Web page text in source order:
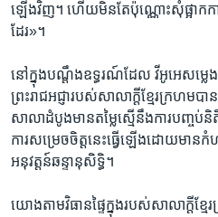
ឡើង​វិញ។​ ហើយ​មិន​តែ​ប៉ុណ្ណោះ​សុំ​ផ្អាក​ក
ដែរ»។
នៅ​ក្នុង​បណ្ដឹង​ឧទ្ធរណ៍​ដែល​ វីអូអេ​សម្ល
ព្រះ​រាជអជ្ញា​របស់​សាលាក្ដី​ខ្មែរ​ក្រហម​
សាលាដំបូង​មាន​តម្លៃ​ស្មើ​នឹង​ការ​បញ្ចប់​
ការ​សម្រេចចិត្ត​នេះ​ធ្វើ​ឡើង​ដោយ​មាន​
អនុវត្តន៍​ឆន្ទានុសិទ្ធិ។
យោង​តាម​វិធាន​ផ្ទៃក្នុង​របស់​សាលាក្ដី​ខ្ម